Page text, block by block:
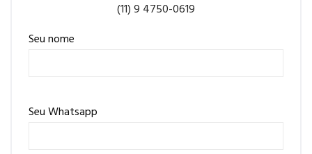
(11) 9 4750-0619
Seu nome
Seu Whatsapp